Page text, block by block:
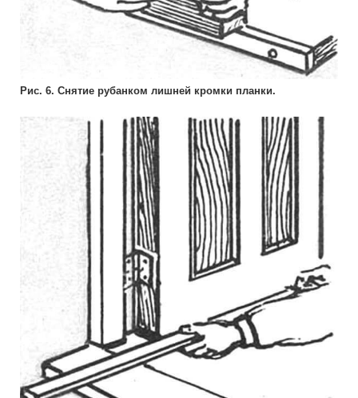
Рис. 6. Снятие рубанком лишней кромки планки.